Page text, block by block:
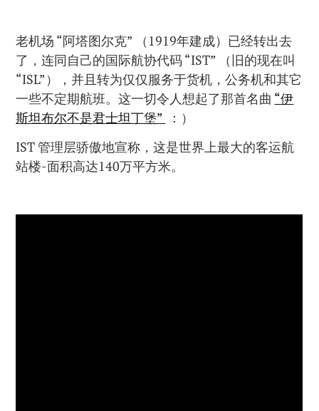
老机场 “阿塔图尔克” （1919年建成）已经转出去
了，连同自己的国际航协代码 “IST” （旧的现在叫
“ISL”），并且转为仅仅服务于货机，公务机和其它
一些不定期航班。这一切令人想起了那首名曲 “伊
斯坦布尔不是君士坦丁堡”
：）
IST 管理层骄傲地宣称，这是世界上最大的客运航
站楼-面积高达140万平方米。